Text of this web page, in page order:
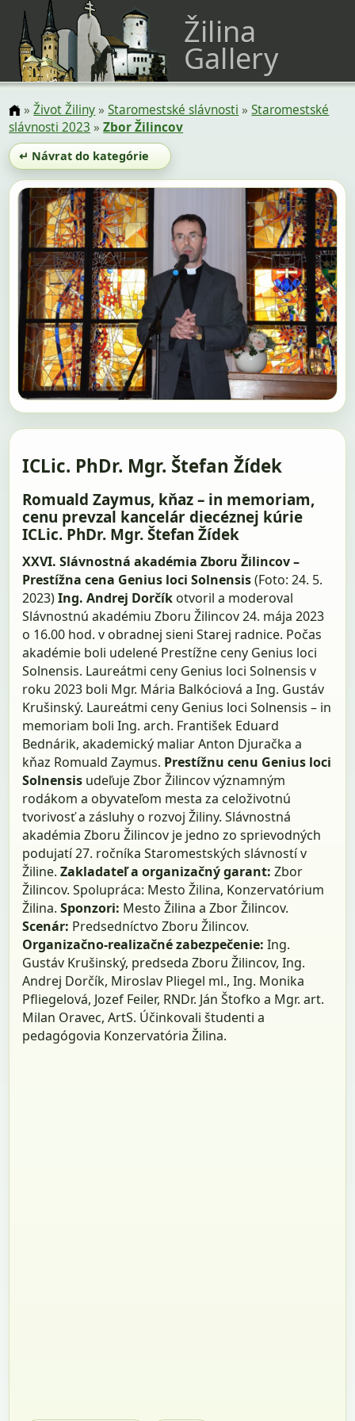
Žilina
Gallery
»Život Žiliny»Staromestské slávnosti »Staromestské
slávnosti 2023 »Zbor Žilincov
↵ Návrat do kategórie
ICLic. PhDr. Mgr. Štefan Žídek
Romuald Zaymus, kňaz – in memoriam,
cenu prevzal kancelár diecéznej kúrie
ICLic. PhDr. Mgr. Štefan Žídek
XXVI. Slávnostná akadémia Zboru Žilincov –
Prestížna cena Genius loci Solnensis(Foto: 24. 5.
2023)Ing. Andrej Dorčík otvoril a moderoval
Slávnostnú akadémiu Zboru Žilincov 24. mája 2023
o 16.00 hod. v obradnej sieni Starej radnice. Počas
akadémie boli udelené Prestížne ceny Genius loci
Solnensis. Laureátmi ceny Genius loci Solnensis v
roku 2023 boli Mgr. Mária Balkóciová a Ing. Gustáv
Krušinský. Laureátmi ceny Genius loci Solnensis – in
memoriam boli Ing. arch. František Eduard
Bednárik, akademický maliar Anton Djuračka a
kňaz Romuald Zaymus. Prestížnu cenu Genius loci
Solnensis udeľuje Zbor Žilincov významným
rodákom a obyvateľom mesta za celoživotnú
tvorivosť a zásluhy o rozvoj Žiliny. Slávnostná
akadémia Zboru Žilincov je jedno zo sprievodných
podujatí 27. ročníka Staromestských slávností v
Žiline.Zakladateľ a organizačný garant:Zbor
Žilincov. Spolupráca: Mesto Žilina, Konzervatórium
Žilina.Sponzori: Mesto Žilina a Zbor Žilincov.
Scenár: Predsedníctvo Zboru Žilincov.
Organizačno-realizačné zabezpečenie:Ing.
Gustáv Krušinský, predseda Zboru Žilincov, Ing.
Andrej Dorčík, Miroslav Pliegel ml., Ing. Monika
Pfliegelová, Jozef Feiler, RNDr. Ján Štofko a Mgr. art.
Milan Oravec, ArtS. Účinkovali študenti a
pedagógovia Konzervatória Žilina.